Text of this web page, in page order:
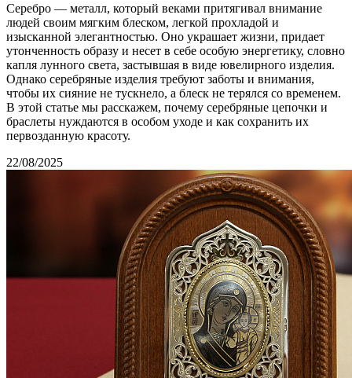
Серебро — металл, который веками притягивал внимание
людей своим мягким блеском, легкой прохладой и
изысканной элегантностью. Оно украшает жизни, придает
утонченность образу и несет в себе особую энергетику, словно
капля лунного света, застывшая в виде ювелирного изделия.
Однако серебряные изделия требуют заботы и внимания,
чтобы их сияние не тускнело, а блеск не терялся со временем.
В этой статье мы расскажем, почему серебряные цепочки и
браслеты нуждаются в особом уходе и как сохранить их
первозданную красоту.
22/08/2025